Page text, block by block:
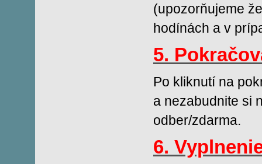
(upozorňujeme
hodínách a v
5.
Po kliknutí na
a nezabudnite si
odber/zdarma.
6.